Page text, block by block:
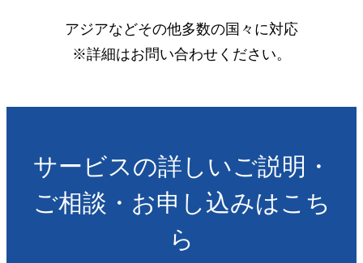
アジアなどその他多数の国々に対応
※詳細はお問い合わせください。
サービスの詳しいご説明・
ご相談・お申し込みはこち
ら